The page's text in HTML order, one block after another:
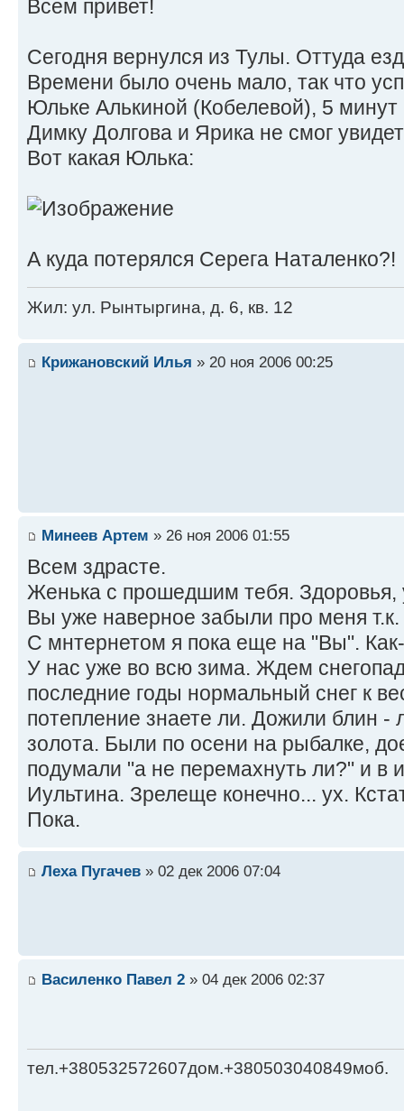
Всем привет!
Сегодня вернулся из Тулы. Оттуда
Времени было очень мало, так что
Юльке Алькиной (Кобелевой), 5 минут
Димку Долгова и Ярика не смог
Вот какая Юлька:
А куда потерялся Серега Наталенко?!
Жил: ул. Рынтыргина, д. 6, кв. 12
Крижановский Илья » 20 ноя 2006 00:25
Минеев Артем » 26 ноя 2006 01:55
Всем здрасте.
Женька с прошедшим тебя. Здоровья,
Вы уже наверное забыли про меня
С мнтернетом я пока еще на "Вы".
У нас уже во всю зима. Ждем
последние годы нормальный снег к
потепление знаете ли. Дожили блин -
золота. Были по осени на рыбалке,
подумали "а не перемахнуть ли?" и в
Иультина. Зрелеще конечно... ух.
Пока.
Леха Пугачев » 02 дек 2006 07:04
Василенко Павел 2 » 04 дек 2006 02:37
тел.+380532572607дом.+380503040849моб.